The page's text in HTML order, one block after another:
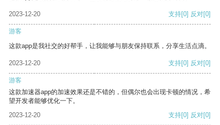
2023-12-20 支持[0] 反对[0]
游客
这款app是我社交的好帮手，让我能够与朋友保持联系，分享生活点滴。
2023-12-20 支持[0] 反对[0]
游客
这款加速器app的加速效果还是不错的，但偶尔也会出现卡顿的情况，希
望开发者能够优化一下。
2023-12-20
支持[0] 反对[0]